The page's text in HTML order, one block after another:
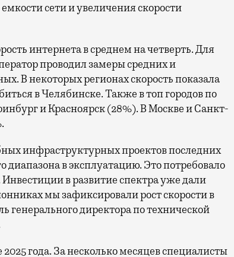
сети и увеличения скорости
интернета в среднем на четверть. Для
проводил замеры средних и
В некоторых регионах скорость показала
в Челябинске. Также в топ городов по
и Красноярск (28%). В Москве и Санкт-
инфраструктурных проектов последних
диапазона в эксплуатацию. Это потребовало
в развитие спектра уже дали
мы зафиксировали рост скорости в
генерального директора по технической
года. За несколько месяцев специалисты